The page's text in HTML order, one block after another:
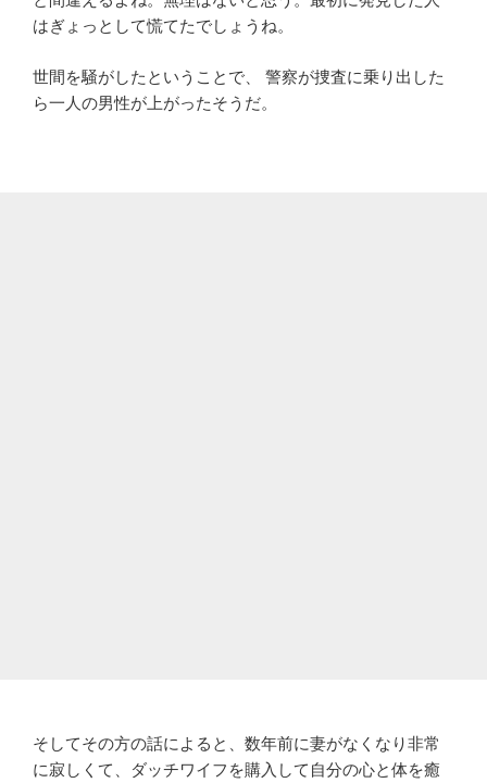
はぎょっとして慌てたでしょうね。
世間を騒がしたということで、 警察が捜査に乗り出した
ら一人の男性が上がったそうだ。
そしてその方の話によると、数年前に妻がなくなり非常
に寂しくて、ダッチワイフを購入して自分の心と体を癒